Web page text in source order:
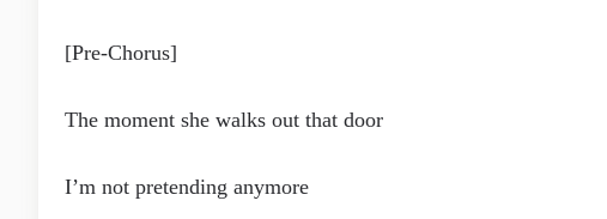
[Pre-Chorus]
The moment she walks out that door
I’m not pretending anymore